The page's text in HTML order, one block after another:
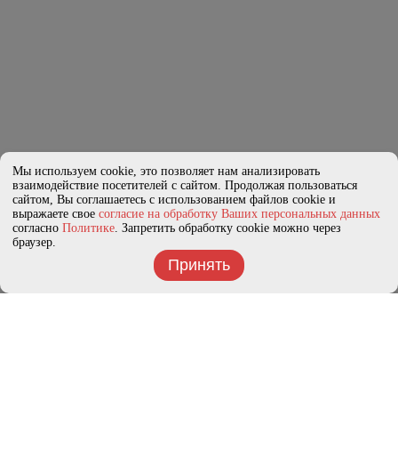
Мы используем cookie, это позволяет нам анализировать
взаимодействие посетителей с сайтом. Продолжая пользоваться
сайтом, Вы соглашаетесь с использованием файлов cookie и
выражаете свое согласие на обработку Ваших персональных данных
согласно Политике. Запретить обработку cookie можно через
браузер.
Принять